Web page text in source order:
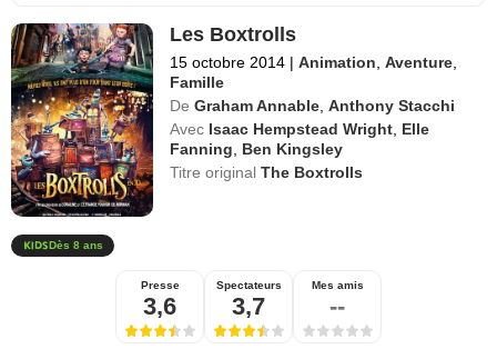
Les Boxtrolls
15 octobre 2014 | Animation ,Aventure
Famille
De Graham Annable ,Anthony Stacchi
Avec Isaac Hempstead Wright Elle
Fanning
Ben Kingsley
Titre originalThe Boxtrolls
Dès 8 ans
Presse
3,6
Spectateurs
3,7
Mes amis
--